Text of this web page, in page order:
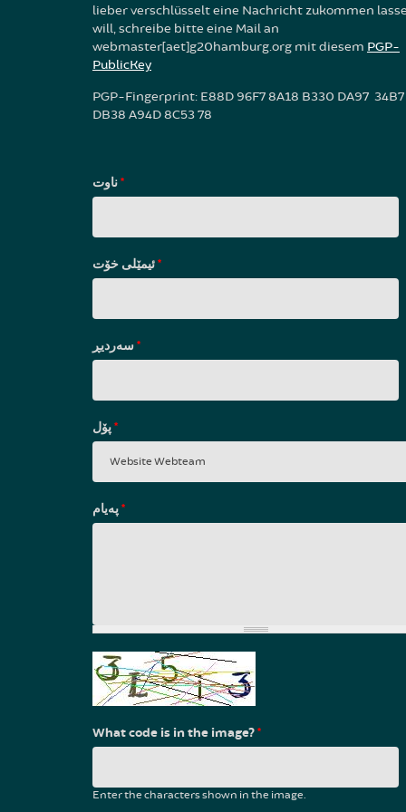
lieber verschlüsselt eine Nachricht zukommen
will, schreibe bitte eine Mail an
webmaster[aet]g20hamburg.org mit diesem PGP-
PublicKey
PGP-Fingerprint: E88D 96F7 8A18 B330 DA97 34B7
DB38 A94D 8C53 78
*
*
*
*
*
What code is in the image?*
Enter the characters shown in the image.